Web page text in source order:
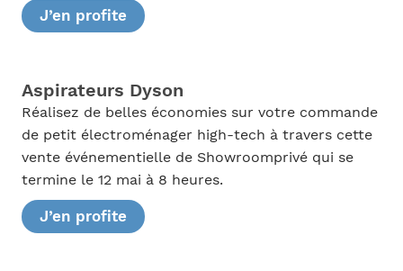
J’en profite
Aspirateurs Dyson
Réalisez de belles économies sur votre commande
de petit électroménager high-tech à travers cette
vente événementielle de Showroomprivé qui se
termine le 12 mai à 8 heures.
J’en profite